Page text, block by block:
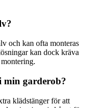
och kan ofta monteras
kan dock kräva
min garderob?
klädstänger för att